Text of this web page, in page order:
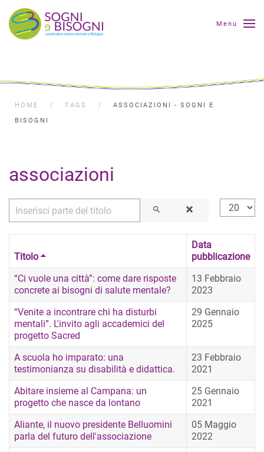
Menu
HOME TAGS
ASSOCIAZIONI - SOGNI E
BISOGNI
associazioni
Inserisci parte del titolo
Titolo
Data
pubblicazione
“Ci vuole una città”: come dare risposte
concrete ai bisogni di salute mentale?
13 Febbraio
2023
“Venite a incontrare chi ha disturbi
mentali”. L'invito agli accademici del
progetto Sacred
29 Gennaio
2025
A scuola ho imparato: una
testimonianza su disabilità e didattica.
23 Febbraio
2021
Abitare insieme al Campana: un
progetto che nasce da lontano
25 Gennaio
2021
Aliante, il nuovo presidente Belluomini
parla del futuro dell'associazione
05 Maggio
2022